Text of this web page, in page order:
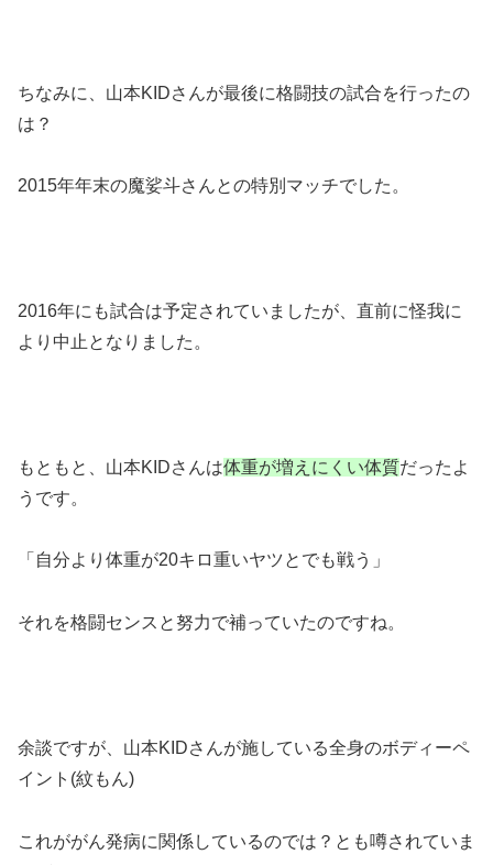
ちなみに、山本KIDさんが最後に格闘技の試合を行ったの
は？
2015年年末の魔娑斗さんとの特別マッチでした。
2016年にも試合は予定されていましたが、直前に怪我に
より中止となりました。
もともと、山本KIDさんは体重が増えにくい体質だったよ
うです。
「自分より体重が20キロ重いヤツとでも戦う」
それを格闘センスと努力で補っていたのですね。
余談ですが、山本KIDさんが施している全身のボディーペ
イント(紋もん)
これががん発病に関係しているのでは？とも噂されていま